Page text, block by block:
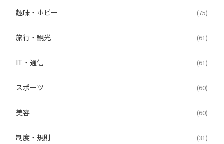
趣味・ホビー (75)
旅行・観光 (61)
IT・通信 (61)
スポーツ (60)
美容 (60)
制度・規則 (31)